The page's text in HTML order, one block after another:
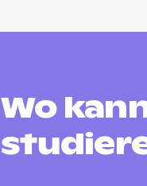
Wo